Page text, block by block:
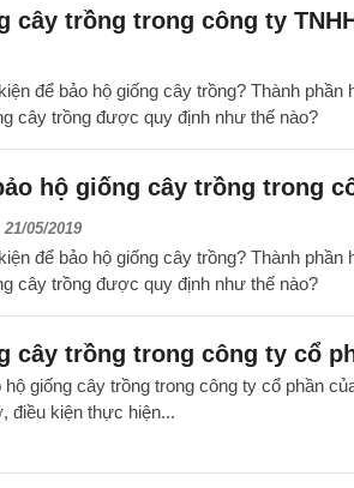
cây trồng trong công ty
để bảo hộ giống cây trồng? Thành phần
cây trồng được quy định như thế nào?
hộ giống cây trồng trong
21/05/2019
để bảo hộ giống cây trồng? Thành phần
cây trồng được quy định như thế nào?
cây trồng trong công ty cổ
giống cây trồng trong công ty cổ phần
điều kiện thực hiện...